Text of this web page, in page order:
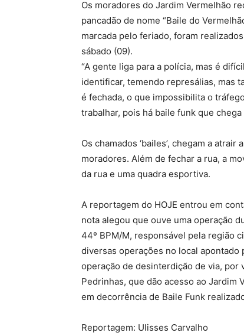
Os moradores do Jardim Vermelhão
pancadão de nome “Baile do
marcada pelo feriado, foram
sábado (09).
“A gente liga para a polícia, mas é
identificar, temendo represálias, mas
é fechada, o que impossibilita o
trabalhar, pois há baile funk que
Os chamados ‘bailes’, chegam a
moradores. Além de fechar a rua, a
da rua e uma quadra esportiva.
A reportagem do HOJE entrou em
nota alegou que ouve uma operação
44º BPM/M, responsável pela região
diversas operações no local
operação de desinterdição de via, por
Pedrinhas, que dão acesso ao Jardim
em decorrência de Baile Funk
Reportagem: Ulisses Carvalho